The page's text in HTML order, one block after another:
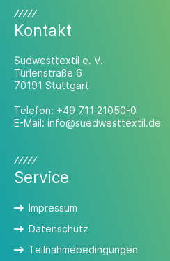
Kontakt
Südwesttextil e. V.
Türlenstraße 6
70191 Stuttgart
Telefon: +49 711 21050-0
E-Mail: info@suedwesttextil.de
Service
Impressum
Datenschutz
Teilnahmebedingungen